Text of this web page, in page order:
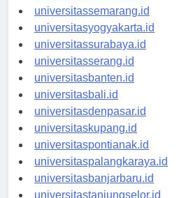
universitasbandung.id
universitassemarang.id
universitasyogyakarta.id
universitassurabaya.id
universitasserang.id
universitasbanten.id
universitasbali.id
universitasdenpasar.id
universitaskupang.id
universitaspontianak.id
universitaspalangkaraya.id
universitasbanjarbaru.id